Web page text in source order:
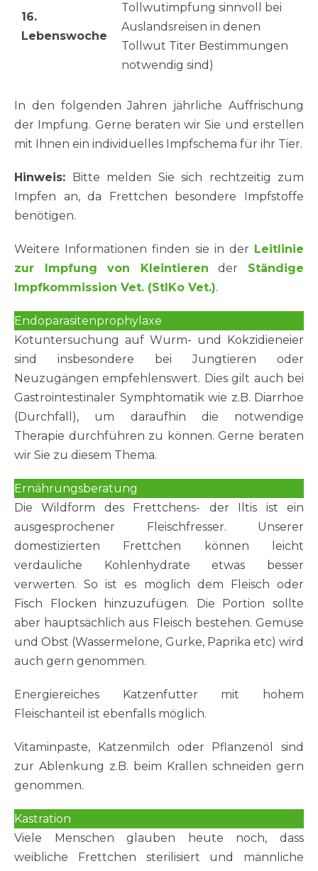
16.
Lebenswoche
Tollwutimpfung sinnvoll bei
Auslandsreisen in denen
Tollwut Titer Bestimmungen
notwendig sind)
In den folgenden Jahren jährliche Auffrischung
der Impfung. Gerne beraten wir Sie und erstellen
mit Ihnen ein individuelles Impfschema für ihr Tier.
Hinweis: Bitte melden Sie sich rechtzeitig zum
Impfen an, da Frettchen besondere Impfstoffe
benötigen.
Weitere Informationen finden sie in der Leitlinie
zur Impfung von Kleintieren der Ständige
Impfkommission Vet. (StIKo Vet.).
Endoparasitenprophylaxe
Kotuntersuchung auf Wurm- und Kokzidieneier
sind insbesondere bei Jungtieren oder
Neuzugängen empfehlenswert. Dies gilt auch bei
Gastrointestinaler Symphtomatik wie z.B. Diarrhoe
(Durchfall), um daraufhin die notwendige
Therapie durchführen zu können. Gerne beraten
wir Sie zu diesem Thema.
Ernährungsberatung
Die Wildform des Frettchens- der Iltis ist ein
ausgesprochener Fleischfresser. Unserer
domestizierten Frettchen können leicht
verdauliche Kohlenhydrate etwas besser
verwerten. So ist es möglich dem Fleisch oder
Fisch Flocken hinzuzufügen. Die Portion sollte
aber hauptsächlich aus Fleisch bestehen. Gemüse
und Obst (Wassermelone, Gurke, Paprika etc) wird
auch gern genommen.
Energiereiches Katzenfutter mit hohem
Fleischanteil ist ebenfalls möglich.
Vitaminpaste, Katzenmilch oder Pflanzenöl sind
zur Ablenkung z.B. beim Krallen schneiden gern
genommen.
Kastration
Viele Menschen glauben heute noch, dass
weibliche Frettchen sterilisiert und männliche